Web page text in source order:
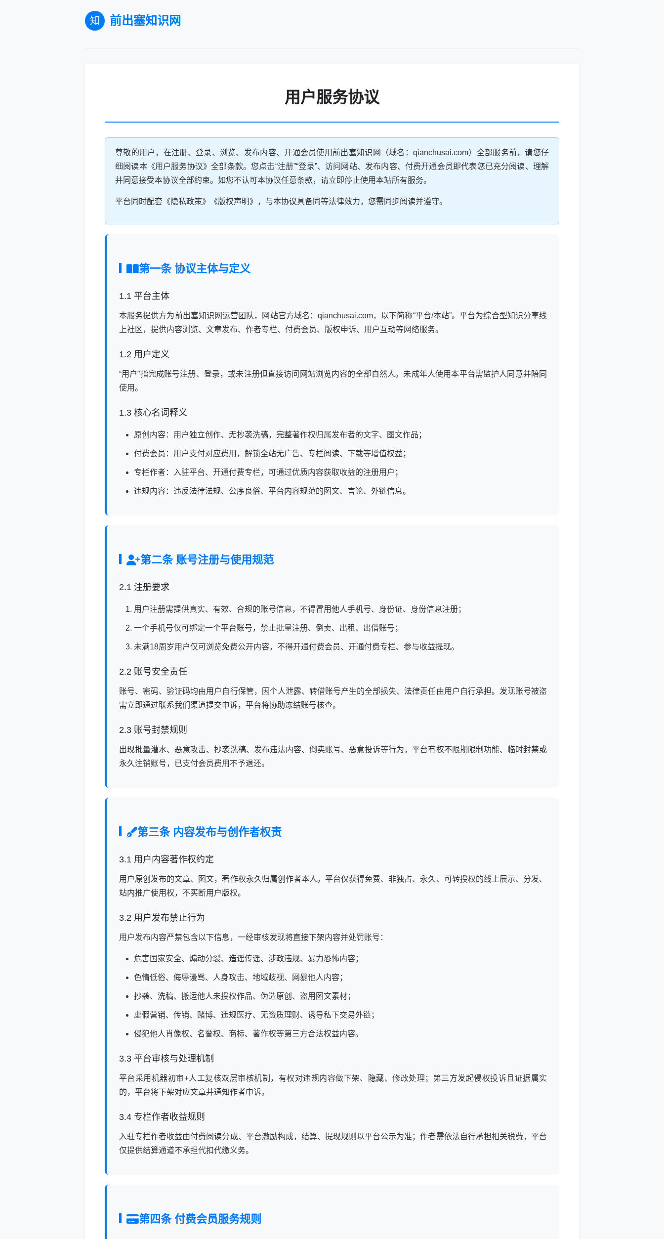
知 前出塞知识网
用户服务协议
尊敬的用户，在注册、登录、浏览、发布内容、开通会员使用前出塞知识网（域名：qianchusai.com）全部服务前，请您仔
细阅读本《用户服务协议》全部条款。您点击“注册”“登录”、访问网站、发布内容、付费开通会员即代表您已充分阅读、理解
并同意接受本协议全部约束。如您不认可本协议任意条款，请立即停止使用本站所有服务。
平台同时配套《隐私政策》《版权声明》，与本协议具备同等法律效力，您需同步阅读并遵守。
第一条 协议主体与定义
1.1 平台主体
本服务提供方为前出塞知识网运营团队，网站官方域名：qianchusai.com，以下简称“平台/本站”。平台为综合型知识分享线
上社区，提供内容浏览、文章发布、作者专栏、付费会员、版权申诉、用户互动等网络服务。
1.2 用户定义
“用户”指完成账号注册、登录，或未注册但直接访问网站浏览内容的全部自然人。未成年人使用本平台需监护人同意并陪同
使用。
1.3 核心名词释义
原创内容：用户独立创作、无抄袭洗稿，完整著作权归属发布者的文字、图文作品；
付费会员：用户支付对应费用，解锁全站无广告、专栏阅读、下载等增值权益；
专栏作者：入驻平台、开通付费专栏，可通过优质内容获取收益的注册用户；
违规内容：违反法律法规、公序良俗、平台内容规范的图文、言论、外链信息。
第二条 账号注册与使用规范
2.1 注册要求
用户注册需提供真实、有效、合规的账号信息，不得冒用他人手机号、身份证、身份信息注册；
一个手机号仅可绑定一个平台账号，禁止批量注册、倒卖、出租、出借账号；
未满18周岁用户仅可浏览免费公开内容，不得开通付费会员、开通付费专栏、参与收益提现。
2.2 账号安全责任
账号、密码、验证码均由用户自行保管，因个人泄露、转借账号产生的全部损失、法律责任由用户自行承担。发现账号被盗
需立即通过联系我们渠道提交申诉，平台将协助冻结账号核查。
2.3 账号封禁规则
出现批量灌水、恶意攻击、抄袭洗稿、发布违法内容、倒卖账号、恶意投诉等行为，平台有权不限期限制功能、临时封禁或
永久注销账号，已支付会员费用不予退还。
第三条 内容发布与创作者权责
3.1 用户内容著作权约定
用户原创发布的文章、图文，著作权永久归属创作者本人。平台仅获得免费、非独占、永久、可转授权的线上展示、分发、
站内推广使用权，不买断用户版权。
3.2 用户发布禁止行为
用户发布内容严禁包含以下信息，一经审核发现将直接下架内容并处罚账号：
危害国家安全、煽动分裂、造谣传谣、涉政违规、暴力恐怖内容；
色情低俗、侮辱谩骂、人身攻击、地域歧视、网暴他人内容；
抄袭、洗稿、搬运他人未授权作品、伪造原创、盗用图文素材；
虚假营销、传销、赌博、违规医疗、无资质理财、诱导私下交易外链；
侵犯他人肖像权、名誉权、商标、著作权等第三方合法权益内容。
3.3 平台审核与处理机制
平台采用机器初审+人工复核双层审核机制，有权对违规内容做下架、隐藏、修改处理；第三方发起侵权投诉且证据属实
的，平台将下架对应文章并通知作者申诉。
3.4 专栏作者收益规则
入驻专栏作者收益由付费阅读分成、平台激励构成，结算、提现规则以平台公示为准；作者需依法自行承担相关税费，平台
仅提供结算通道不承担代扣代缴义务。
第四条 付费会员服务规则